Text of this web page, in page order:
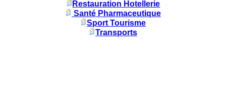
Restauration Hotellerie
Santé Pharmaceutique
Sport Tourisme
Transports